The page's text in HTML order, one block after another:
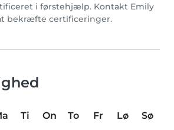
i førstehjælp. Kontakt Emily
bekræfte certificeringer.
Ti On To Fr Lø
Sø